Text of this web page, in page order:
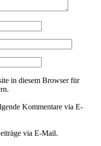
in diesem Browser für
Kommentare via E-
via E-Mail.